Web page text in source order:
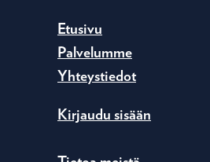
Etusivu
Palvelumme
Yhteystiedot
Kirjaudu sisään